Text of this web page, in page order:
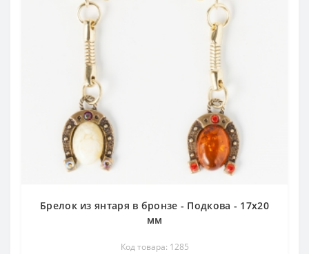
Брелок из янтаря в бронзе - Подкова - 17х20
мм
Код товара: 1285